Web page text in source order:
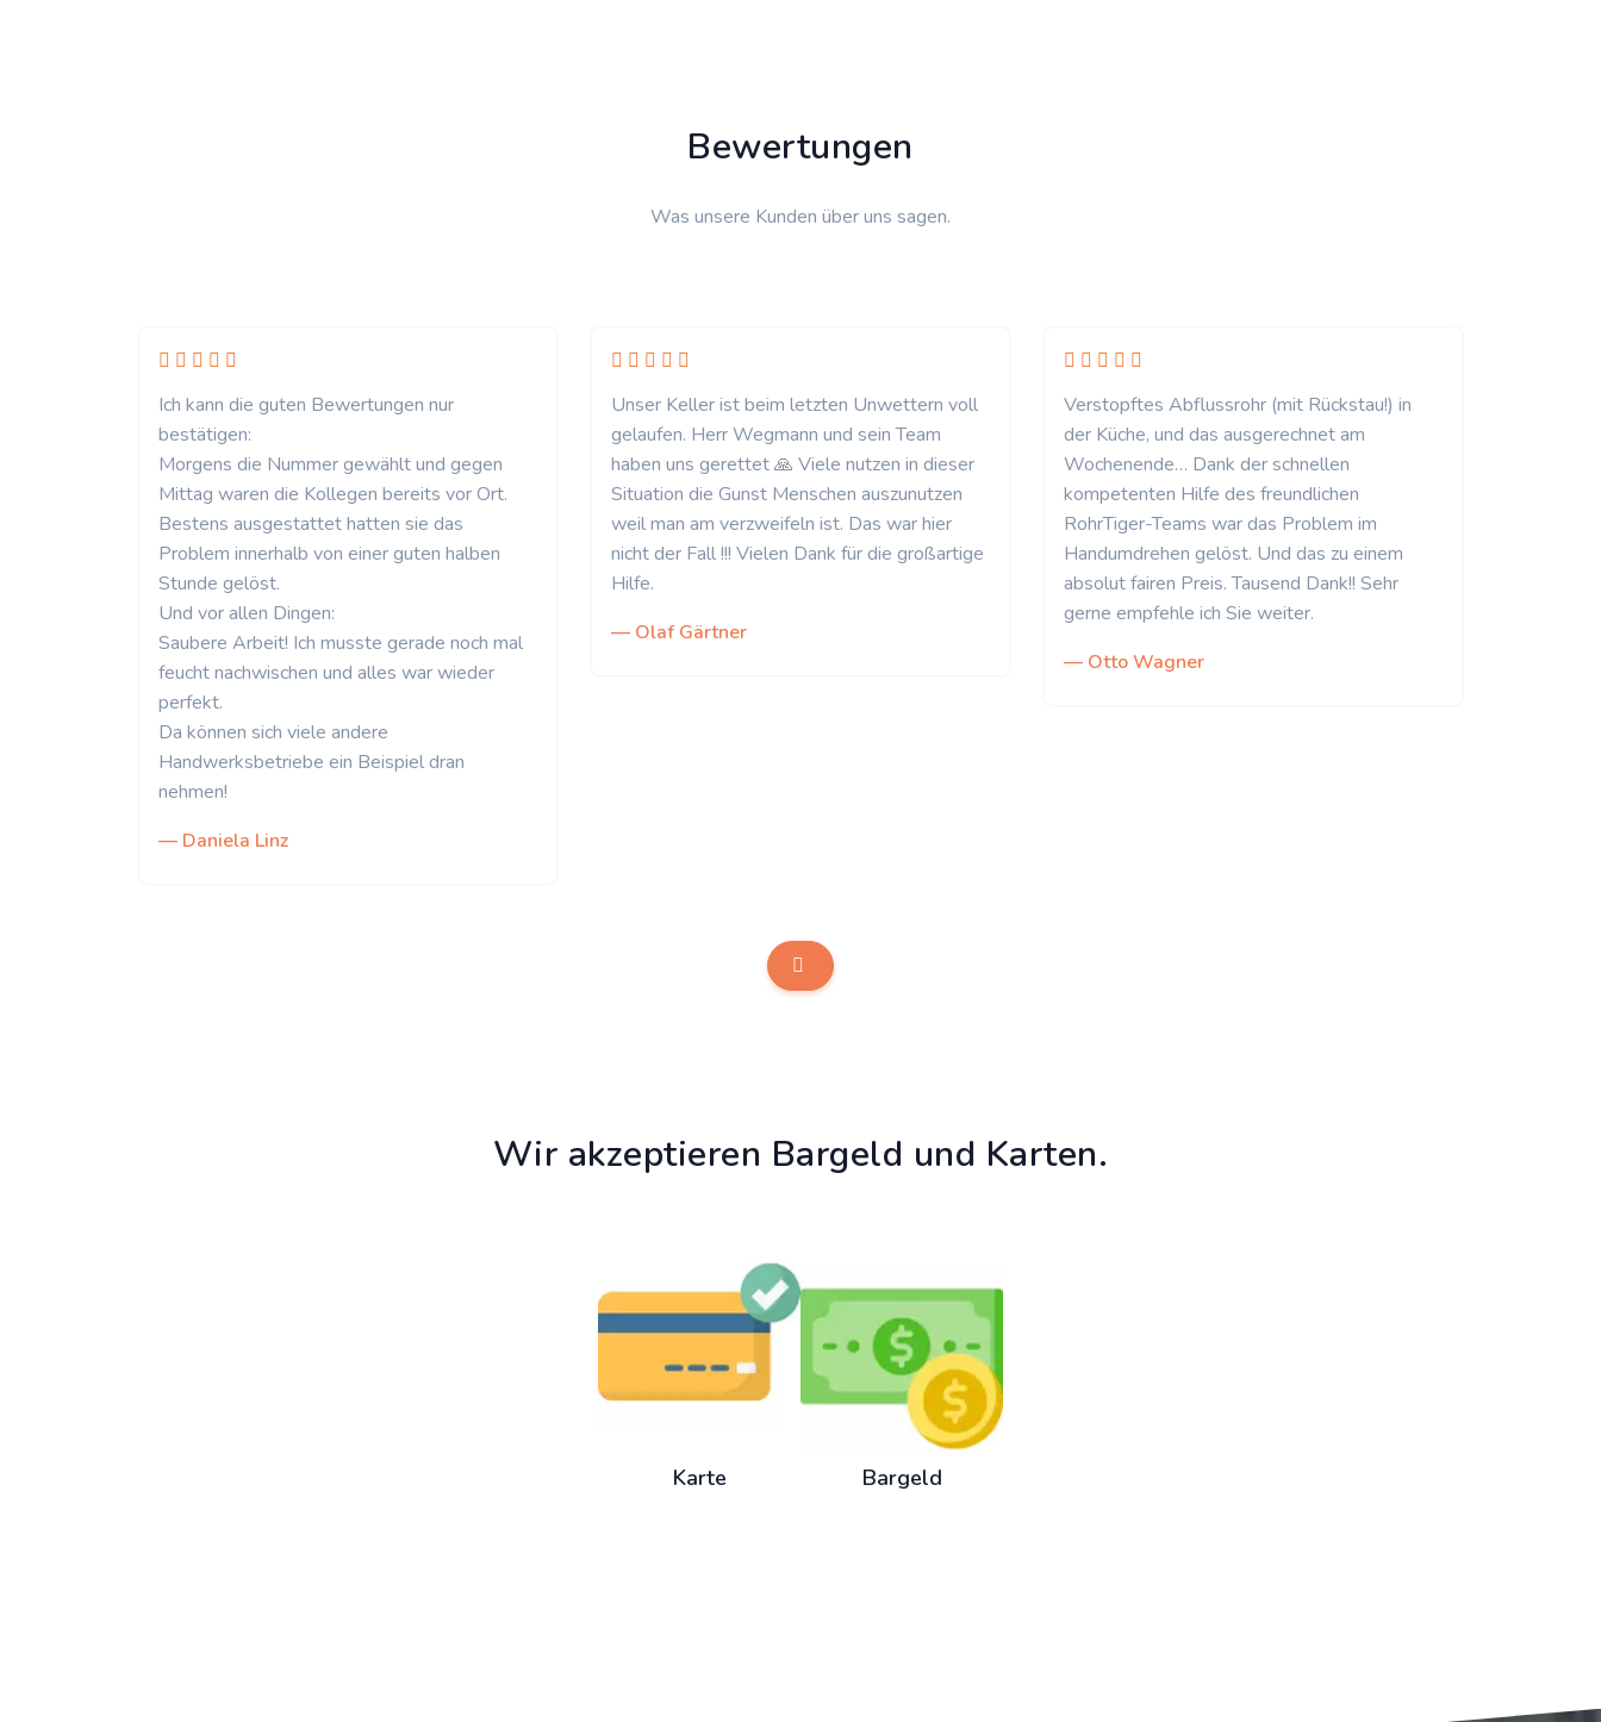
Bewertungen
Was unsere Kunden über uns sagen.
Ich kann die guten Bewertungen nur
bestätigen:
Morgens die Nummer gewählt und gegen
Mittag waren die Kollegen bereits vor Ort.
Bestens ausgestattet hatten sie das
Problem innerhalb von einer guten halben
Stunde gelöst.
Und vor allen Dingen:
Saubere Arbeit! Ich musste gerade noch mal
feucht nachwischen und alles war wieder
perfekt.
Da können sich viele andere
Handwerksbetriebe ein Beispiel dran
nehmen!
— Daniela Linz
Unser Keller ist beim letzten Unwettern voll
gelaufen. Herr Wegmann und sein Team
haben uns gerettet 🙏 Viele nutzen in dieser
Situation die Gunst Menschen auszunutzen
weil man am verzweifeln ist. Das war hier
nicht der Fall !!! Vielen Dank für die großartige
Hilfe.
— Olaf Gärtner
Verstopftes Abflussrohr (mit Rückstau!) in
der Küche, und das ausgerechnet am
Wochenende… Dank der schnellen
kompetenten Hilfe des freundlichen
RohrTiger-Teams war das Problem im
Handumdrehen gelöst. Und das zu einem
absolut fairen Preis. Tausend Dank!! Sehr
gerne empfehle ich Sie weiter.
— Otto Wagner
Wir akzeptieren Bargeld und Karten.
Karte Bargeld